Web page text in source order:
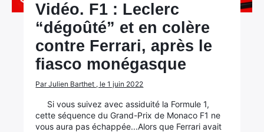
Vidéo. F1 : Leclerc
“dégoûté” et en colère
contre Ferrari, après le
fiasco monégasque
Par Julien Barthet , le 1 juin 2022
Si vous suivez avec assiduité la Formule 1,
cette séquence du Grand-Prix de Monaco F1 ne
vous aura pas échappée...Alors que Ferrari avait